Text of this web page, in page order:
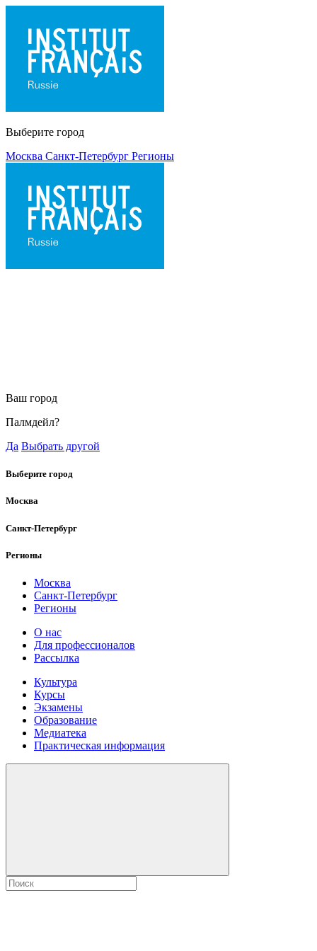
Выберите город
Москва Санкт-Петербург Регионы
Ваш город
Палмдейл?
Да Выбрать другой
Выберите город
Москва
Санкт-Петербург
Регионы
Москва
Санкт-Петербург
Регионы
О нас
Для профессионалов
Рассылка
Культура
Курсы
Экзамены
Образование
Медиатека
Практическая информация